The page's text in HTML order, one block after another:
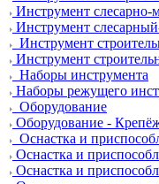
Инструмент
Инструмент
Инструмент
Инструмент
Наборы инструмента
Наборы режущего
Оборудование
Оборудование -
Оснастка и
Оснастка и
Оснастка и